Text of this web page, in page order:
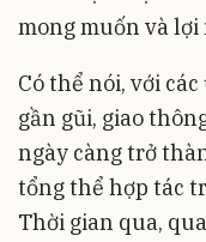
mong muốn và
Có thể nói, với
gần gũi, giao
ngày càng trở
tổng thể hợp tác
Thời gian qua,